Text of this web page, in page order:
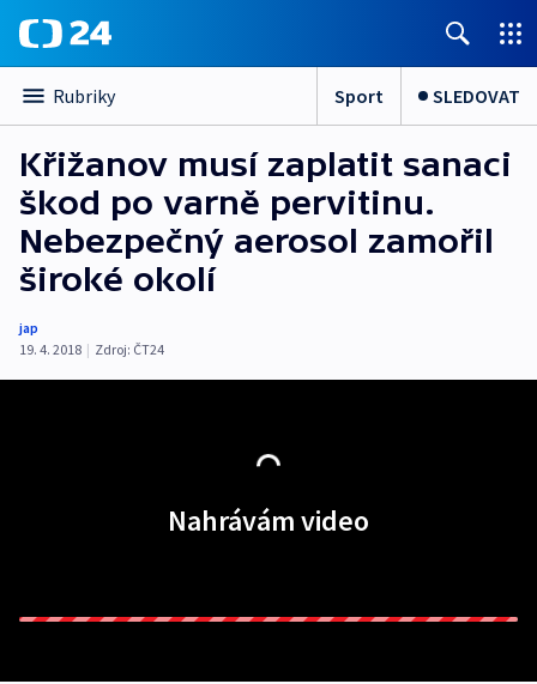
Rubriky Sport SLEDOVAT
Křižanov musí zaplatit sanaci
škod po varně pervitinu.
Nebezpečný aerosol zamořil
široké okolí
jap
19. 4. 2018 | Zdroj: ČT24
Nahrávám video